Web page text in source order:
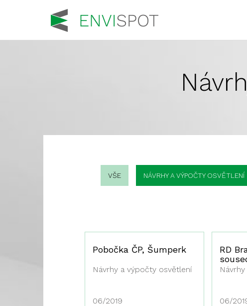
VŠE NÁVRHY A VÝPOČTY OSVĚTLENÍ
Pobočka ČP, Šumperk
Návrhy a výpočty osvětlení
06/2019
RD
06/